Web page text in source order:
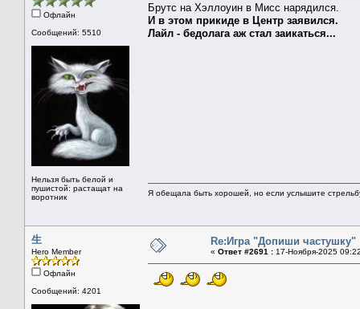
Офлайн
Сообщений: 5510
Нельзя быть белой и
пушистой: растащат на
воротник
Брутс на Хэллоуин в Мисс нарядился.
И в этом прикиде в Центр заявился.
Лайл - бедолага аж стал заикаться...
Я обещала быть хорошей, но если услышите
生
Hero Member
Офлайн
Сообщений: 4201
Re:Игра "Допиши частушку"
« Ответ #2691 : 17-Ноября-2025